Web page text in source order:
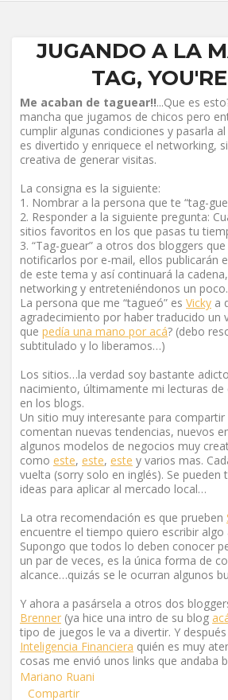
JUGANDO A LA
TAG,
Me acaban de taguear!!...Que es
mancha que jugamos de chicos pero
cumplir algunas condiciones y pasarla
es divertido y enriquece el networking,
creativa de generar visitas.
La consigna es la siguiente:
Nombrar a la persona que te “tag-
Responder a la siguiente pregunta:
sitios favoritos en los que pasas tu
“Tag-guear” a otros dos bloggers
notificarlos por e-mail, ellos publicarán
de este tema y así continuará la
networking y entreteniéndonos un poco.
La persona que me “tagueó” es Vicky a
agradecimiento por haber traducido un
que pedía una mano por acá? (debo
subtitulado y lo liberamos…)
Los sitios…la verdad soy bastante
nacimiento, últimamente mi lecturas de
en los blogs.
Un sitio muy interesante para compartir
comentan nuevas tendencias, nuevos
algunos modelos de negocios muy
como este, este, este y varios mas.
vuelta (sorry solo en inglés). Se pueden
ideas para aplicar al mercado local…
La otra recomendación es que prueben
encuentre el tiempo quiero escribir algo
Supongo que todos lo deben conocer
un par de veces, es la única forma de
alcance…quizás se le ocurran algunos
Y ahora a pasársela a otros dos
Brenner (ya hice una intro de su blog
tipo de juegos le va a divertir. Y
Inteligencia Financiera quién es muy
cosas me envió unos links que andaba
Mariano Ruani
Compartir